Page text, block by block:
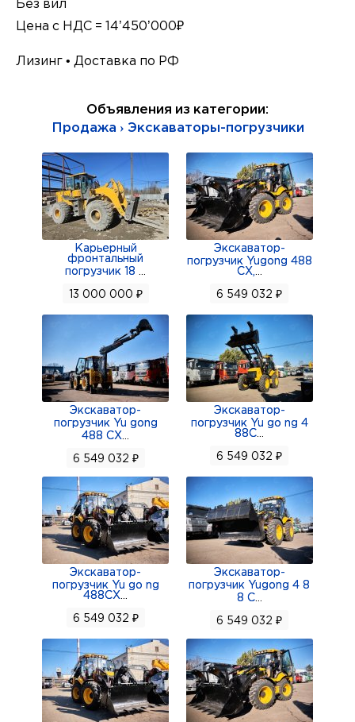
Без вил
Цена с НДС = 14’450’000₽
Лизинг • Доставка по РФ
Объявления из категории:
Продажа › Экскаваторы-погрузчики
Карьерный
фронтальный
погрузчик 18
13 000 000 ₽
Экскаватор-
погрузчик Yugong 488
CX,
6 549 032 ₽
Экскаватор-
погрузчик Yu gong
488 CX
6 549 032 ₽
Экскаватор-
погрузчик Yu go ng 4
88C
6 549 032 ₽
Экскаватор-
погрузчик Yu go ng
488CX
6 549 032 ₽
Экскаватор-
погрузчик Yugong 4 8
8 C...
6 549 032 ₽